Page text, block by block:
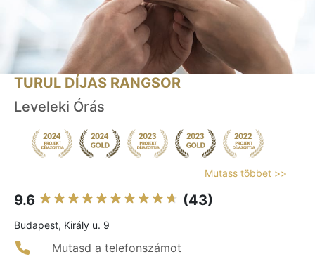
TURUL DÍJAS RANGSOR
Leveleki Órás
Mutass többet >>
9.6 (43)
Budapest, Király u. 9
Mutasd a telefonszámot